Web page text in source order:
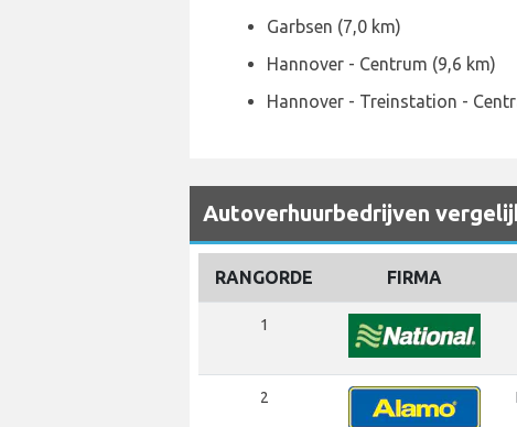
Garbsen (7,0 km)
Hannover - Centrum (9,6 km)
Hannover - Treinstation -
Autoverhuurbedrijven
RANGORDE FIRMA
1
2